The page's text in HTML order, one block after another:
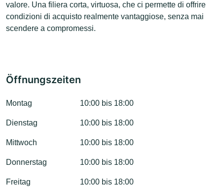
valore. Una filiera corta, virtuosa, che ci permette di offrire
condizioni di acquisto realmente vantaggiose, senza mai
scendere a compromessi.
Öffnungszeiten
Montag 10:00 bis 18:00
Dienstag 10:00 bis 18:00
Mittwoch 10:00 bis 18:00
Donnerstag 10:00 bis 18:00
Freitag 10:00 bis 18:00